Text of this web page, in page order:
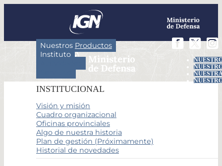
Nuestros Productos
Instituto
INSTITUCIONAL
Visión y misión
Cuadro organizacional
Oficinas provinciales
Algo de nuestra historia
Plan de gestión (Próximamente)
Historial de novedades